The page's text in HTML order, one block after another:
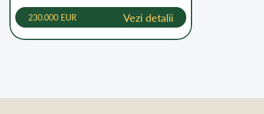
230.000 EUR Vezi detalii